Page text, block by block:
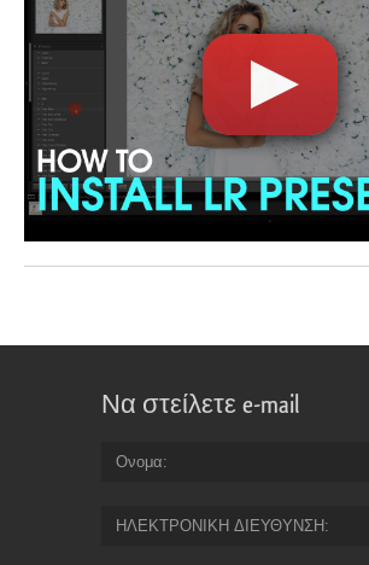
Να στείλετε e-mail
Ονομα
ΗΛΕΚΤΡΟΝΙΚΗ ΔΙΕΥΘΥΝΣΗ